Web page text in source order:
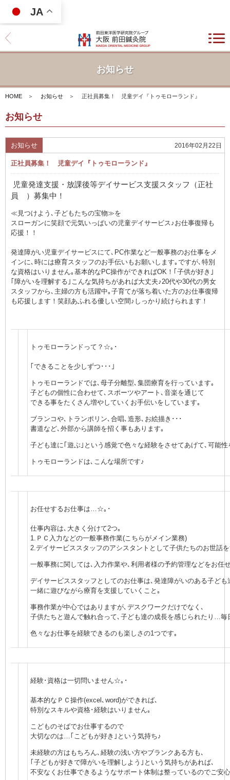
JA
お知らせ
HOME ＞ お知らせ ＞ 正社員募集！ 児童デイ『トゥモローランド』
お知らせ
お知らせ 2016年02月22日
正社員募集！ 児童デイ『トゥモローランド』
児童発達支援・放課後等デイサービス支援スタッフ（正社
員 ）募集中！
≪見つけよう､子どもたちの宝物≫を
スローガンに笑顔で元気いっぱいの児童デイサービス♪お仕事復帰も
応援！！
発達障がい児童デイサービスにて､PC作業など一般事務のお仕事をメ
インに､時には療育スタッフのお手伝いもお願いします｡ですが､特別
な資格はいりません｡基本的なPC操作ができればOK！｢子供が好き｣
｢障がいを理解する｣こんな気持ちがあれば大丈夫♪20代や30代の男女
スタッフから､主婦の方も活躍中｡子育てが落ち着いた方のお仕事復帰
も応援します！笑顔あふれる優しい空間♪しっかり続けられます！
トゥモローランドって？☆｡･
｢できることを少しずつ･･･｣
トゥモローランドでは､母子分離型､集団療育を行っています｡
子どもの個性に合わせて､スポーツやアート､音楽を通じて
できる事をたくさん増やしていくお手伝いをしています｡
ブランコや､トランポリン､合唱､造形､お絵描き･･･
書道など､外部から講師を招く事もあります｡
子ども達に｢遊ぶ｣という感覚で色々な経験をさせてあげて､可能
トゥモローランドは､こんな場所です♪
お任せするお仕事は…☆｡･
仕事内容は､大きく分けて2つ｡
1.ＰＣ入力などの一般事務作業(こちらがメイン業務)
2.デイサービススタッフのアシスタントとして子供たちのお世話
一般事務に関しては､入力作業や､利用者様の予約管理などをお任
デイサービススタッフとしてのお仕事は､発達障がいのある子ども
一緒に遊びながら療育を支援していくこと｡
事務作業が中心ではありますが､デスクワークだけでなく､
子供たちと遊んで触れ合って､子ども達の成長を感じられたり…毎
色々なお仕事を経験できるのも楽しさの1つです｡
経験･資格は一切問いません☆｡･
基本的なＰＣ操作(excel､word)ができれば､
特別なスキルや資格･経験はいりません｡
こどものそばでお仕事するので
大切なのは…｢こどもが好き｣という気持ち♪
未経験の方はもちろん､経験の浅い方やブランクある方も､
｢子どもが好きで障がいを理解しよう｣という気持ちがあれば､
不安なくお仕事できるようなサポート体制は整っているのでご安